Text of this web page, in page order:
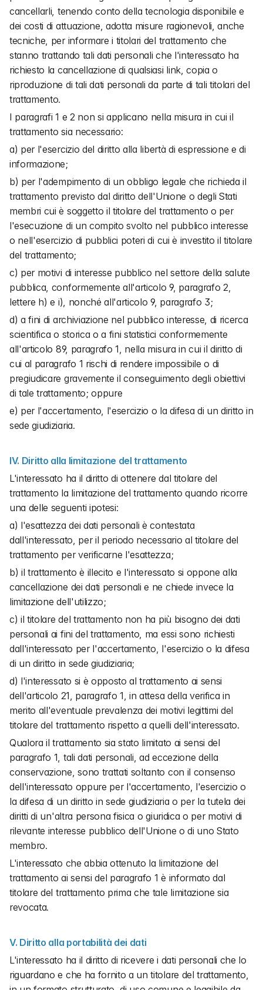
cancellarli, tenendo conto della tecnologia disponibile e
dei costi di attuazione, adotta misure ragionevoli, anche
tecniche, per informare i titolari del trattamento che
stanno trattando tali dati personali che l'interessato ha
richiesto la cancellazione di qualsiasi link, copia o
riproduzione di tali dati personali da parte di tali titolari del
trattamento.
I paragrafi 1 e 2 non si applicano nella misura in cui il
trattamento sia necessario:
a) per l'esercizio del diritto alla libertà di espressione e di
informazione;
b) per l'adempimento di un obbligo legale che richieda il
trattamento previsto dal diritto dell'Unione o degli Stati
membri cui è soggetto il titolare del trattamento o per
l'esecuzione di un compito svolto nel pubblico interesse
o nell'esercizio di pubblici poteri di cui è investito il titolare
del trattamento;
c) per motivi di interesse pubblico nel settore della salute
pubblica, conformemente all'articolo 9, paragrafo 2,
lettere h) e i), nonché all'articolo 9, paragrafo 3;
d) a fini di archiviazione nel pubblico interesse, di ricerca
scientifica o storica o a fini statistici conformemente
all'articolo 89, paragrafo 1, nella misura in cui il diritto di
cui al paragrafo 1 rischi di rendere impossibile o di
pregiudicare gravemente il conseguimento degli obiettivi
di tale trattamento; oppure
e) per l'accertamento, l'esercizio o la difesa di un diritto in
sede giudiziaria.
IV. Diritto alla limitazione del trattamento
L'interessato ha il diritto di ottenere dal titolare del
trattamento la limitazione del trattamento quando ricorre
una delle seguenti ipotesi:
a) l'esattezza dei dati personali è contestata
dall'interessato, per il periodo necessario al titolare del
trattamento per verificarne l'esattezza;
b) il trattamento è illecito e l'interessato si oppone alla
cancellazione dei dati personali e ne chiede invece la
limitazione dell'utilizzo;
c) il titolare del trattamento non ha più bisogno dei dati
personali ai fini del trattamento, ma essi sono richiesti
dall'interessato per l'accertamento, l'esercizio o la difesa
di un diritto in sede giudiziaria;
d) l'interessato si è opposto al trattamento ai sensi
dell'articolo 21, paragrafo 1, in attesa della verifica in
merito all'eventuale prevalenza dei motivi legittimi del
titolare del trattamento rispetto a quelli dell'interessato.
Qualora il trattamento sia stato limitato ai sensi del
paragrafo 1, tali dati personali, ad eccezione della
conservazione, sono trattati soltanto con il consenso
dell'interessato oppure per l'accertamento, l'esercizio o
la difesa di un diritto in sede giudiziaria o per la tutela dei
diritti di un'altra persona fisica o giuridica o per motivi di
rilevante interesse pubblico dell'Unione o di uno Stato
membro.
L'interessato che abbia ottenuto la limitazione del
trattamento ai sensi del paragrafo 1 è informato dal
titolare del trattamento prima che tale limitazione sia
revocata.
V. Diritto alla portabilità dei dati
L'interessato ha il diritto di ricevere i dati personali che lo
riguardano e che ha fornito a un titolare del trattamento,